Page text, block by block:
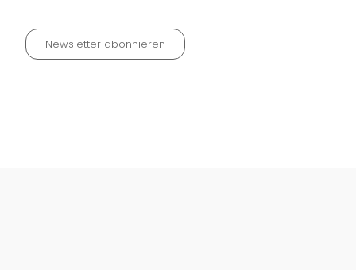
Newsletter abonnieren